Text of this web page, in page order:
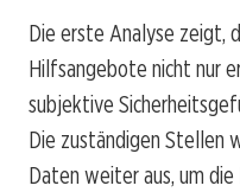
Die erste Analyse zeigt,
Hilfsangebote nicht nur
subjektive
Die zuständigen Stellen
Daten weiter aus, um